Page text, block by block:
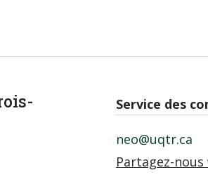
Service des
neo@uqtr.ca
Partagez-nous